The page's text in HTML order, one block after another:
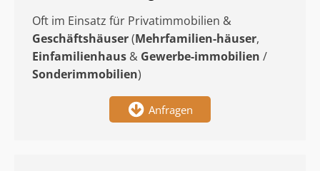
Oft im Einsatz für Privatimmobilien &
Geschäftshäuser(Mehrfamilien-häuser,
Einfamilienhaus & Gewerbe-immobilien /
Sonderimmobilien)
Anfragen